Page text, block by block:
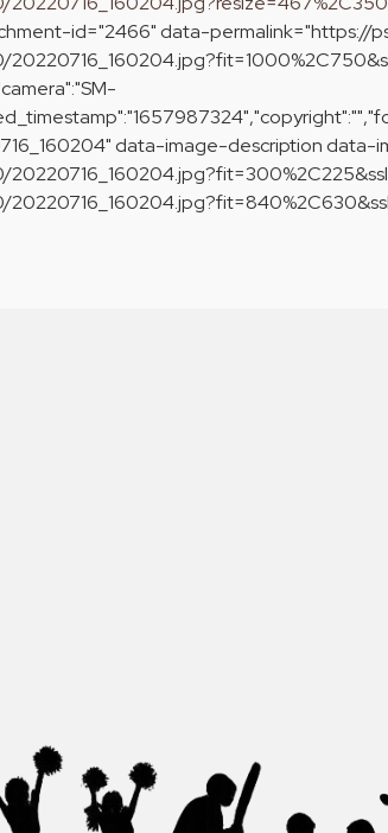
id="2466" data-
data-image-description